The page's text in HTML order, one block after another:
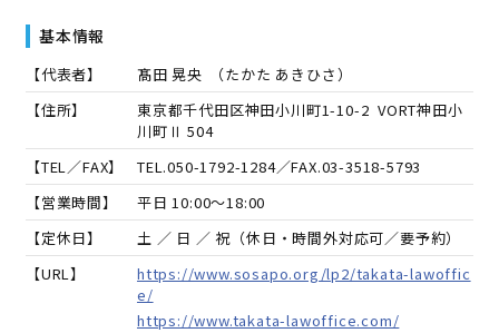
基本情報
【代表者】 髙田 晃央 （たかた あきひさ）
【住所】
東京都千代田区神田小川町1-10-2 VORT神田小
川町Ⅱ 504
【TEL／FAX】
TEL.050-1792-1284／FAX.03-3518-5793
【営業時間】
平日 10:00～18:00
【定休日】
土 ／ 日 ／ 祝（休日・時間外対応可／要予約）
【URL】
https://www.sosapo.org/lp2/takata-lawoffic
e/
https://www.takata-lawoffice.com/